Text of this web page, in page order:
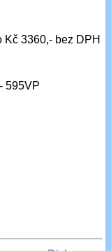
3360,- bez DPH
595VP